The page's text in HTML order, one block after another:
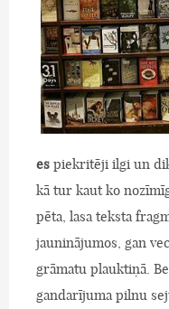
es piekritēji ilgi un
kā tur kaut ko
pēta, lasa teksta
jauninājumos, gan
grāmatu plauktiņā.
gandarījuma pilnu